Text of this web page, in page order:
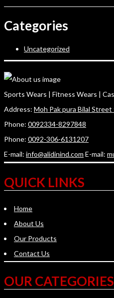
Categories
Uncategorized
Sports Wears | Fitness Wears |
Address: Moh Pak pura Bilal
Phone: 0092334-8297848
Phone: 0092-306-6131207
E-mail: info@alidinind.com E-mail:
QUICK LINKS
Home
About Us
Our Products
Contact Us
OUR CATEGORIES